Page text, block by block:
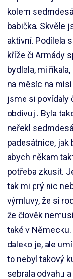
kolem
babička. Skvěle
aktivní. Podílela
kříže či Armády
bydlela, mi
na měsíc na
jsme si povídaly
obdivuji. Byla
neřekl
padesátnice, jak
abych někam
potřeba zkusit.
tak mi prý nic
výmluvy, že si
že člověk
také v
daleko je, ale
to nebyl takový
sebrala odvahu